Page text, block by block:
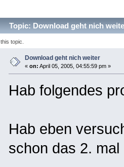
Topic: Download geht nich
topic.
Download geht nich weiter
« on: April 05, 2005, 04:55:59 pm »
Hab folgendes
Hab eben
schon das 2.